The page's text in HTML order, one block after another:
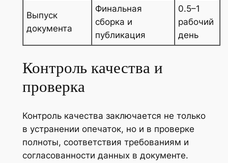
Выпуск
документа
Финальная
сборка и
публикация
0.5–1
рабочий
день
Контроль качества и
проверка
Контроль качества заключается не только
в устранении опечаток, но и в проверке
полноты, соответствия требованиям и
согласованности данных в документе.